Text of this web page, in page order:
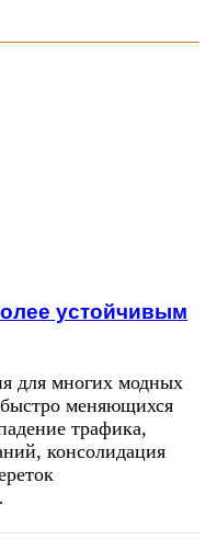
устойчивым
для многих модных
меняющихся
трафика,
консолидация